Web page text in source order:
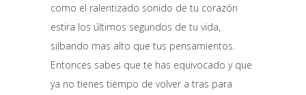
como el ralentizado sonido de tu corazón
estira los últimos segundos de tu vida,
silbando mas alto que tus pensamientos.
Entonces sabes que te has equivocado y que
ya no tienes tiempo de volver a tras para